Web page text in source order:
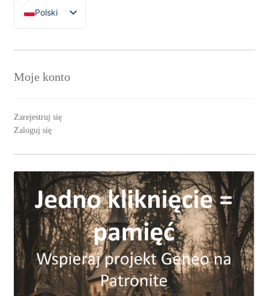
Polski
English
Moje konto
Zarejestruj się
Zaloguj się